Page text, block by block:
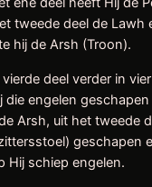
tweede deel de Lawh
hij de Arsh (Troon).
deel verder in
die engelen
Arsh, uit het tweede
geschapen
Hij schiep engelen.